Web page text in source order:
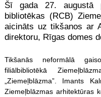
Šī gada 27. augustā
bibliotēkas (RCB)
aicināts uz tikšanos ar
direktoru, Rīgas domes
Tikšanās neformālā
filiālbibliotēkā
„Ziemeļblāzma”. Imants
Ziemeļblāzmas arhitektūras